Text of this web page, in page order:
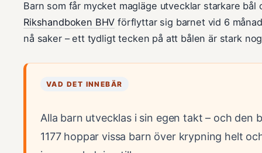
Barn som får mycket magläge utvecklar starkare bål
Rikshandboken BHV förflyttar sig barnet vid 6
nå saker – ett tydligt tecken på att bålen är stark
VAD DET INNEBÄR
Alla barn utvecklas i sin egen takt – och den
1177 hoppar vissa barn över krypning helt